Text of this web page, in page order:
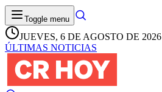
Toggle menu
JUEVES, 6 DE AGOSTO DE 2026
ÚLTIMAS NOTICIAS